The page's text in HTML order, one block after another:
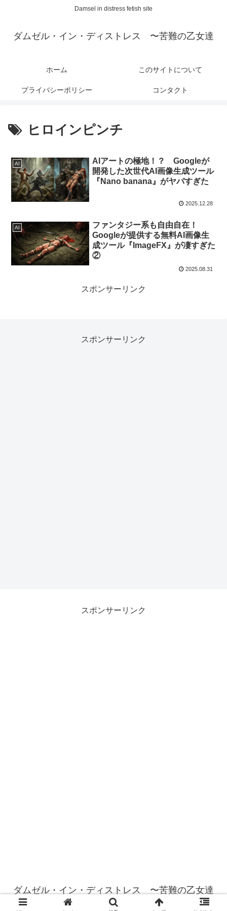
Damsel in distress fetish site
ダムゼル・イン・ディストレス 〜苦難の乙女達
ホーム このサイトについて
プライバシーポリシー コンタクト
ヒロインピンチ
AI
AIアートの極地！？ Googleが
開発した次世代AI画像生成ツール
『Nano banana』がヤバすぎた
2025.12.28
AI
ファンタジー系も自由自在！
Googleが提供する無料AI画像生
成ツール『ImageFX』が凄すぎた
②
2025.08.31
スポンサーリンク
スポンサーリンク
スポンサーリンク
ダムゼル・イン・ディストレス 〜苦難の乙女達
© 2022 ダムゼル・イン・ディストレス 〜苦難の乙女達.